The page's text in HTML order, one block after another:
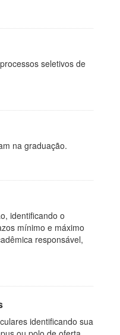
seletivos de
na graduação.
identificando o
mínimo e máximo
responsável,
identificando sua